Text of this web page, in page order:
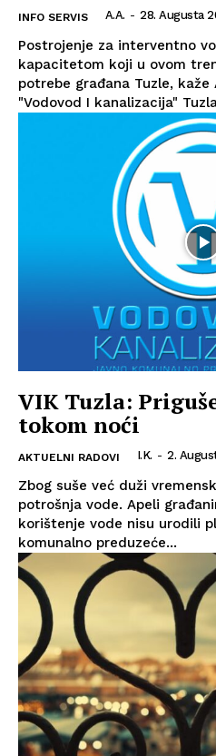
INFO SERVIS A.A. - 28. Augusta
Postrojenje za interventno
kapacitetom koji u ovom
potrebe građana Tuzle,
"Vodovod I kanalizacija"
VIK Tuzla:
tokom noći
AKTUELNI RADOVI I.K. - 2.
Zbog suše već duži
potrošnja vode. Apeli
korištenje vode nisu urodili
komunalno preduzeće...